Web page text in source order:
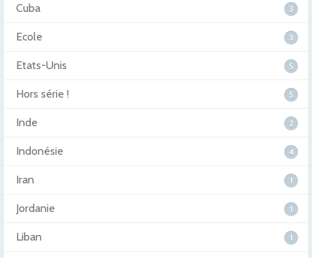
Cuba 3
Ecole 3
Etats-Unis 5
Hors série ! 5
Inde 2
Indonésie 4
Iran 1
Jordanie 1
Liban 1